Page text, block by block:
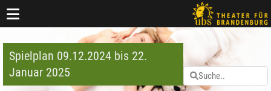
Spielplan 09.12.2024 bis 22.
Januar 2025